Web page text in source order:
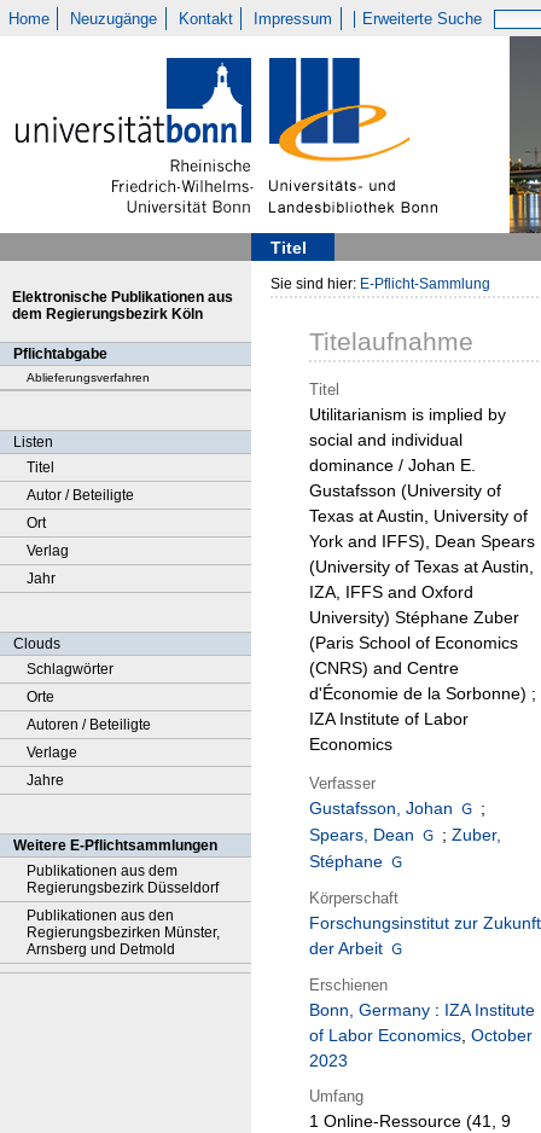
Home Neuzugänge Kontakt Impressum Erweiterte Suche
Titel
Elektronische Publikationen aus
dem Regierungsbezirk Köln
Pflichtabgabe
Ablieferungsverfahren
Listen
Titel
Autor / Beteiligte
Ort
Verlag
Jahr
Clouds
Schlagwörter
Orte
Autoren / Beteiligte
Verlage
Jahre
Weitere E-Pflichtsammlungen
Publikationen aus dem
Regierungsbezirk Düsseldorf
Publikationen aus den
Regierungsbezirken Münster,
Arnsberg und Detmold
Sie sind hier: E-Pflicht-Sammlung
Titelaufnahme
Titel
Utilitarianism is implied by
social and individual
dominance / Johan E.
Gustafsson (University of
Texas at Austin, University of
York and IFFS), Dean Spears
(University of Texas at Austin,
IZA, IFFS and Oxford
University) Stéphane Zuber
(Paris School of Economics
(CNRS) and Centre
d'Économie de la Sorbonne) ;
IZA Institute of Labor
Economics
Verfasser
Gustafsson, Johan
;
Spears, Dean
; Zuber,
Stéphane
Körperschaft
Forschungsinstitut zur Zukunft
der Arbeit
Erschienen
Bonn, Germany : IZA Institute
of Labor Economics, October
2023
Umfang
1 Online-Ressource (41, 9